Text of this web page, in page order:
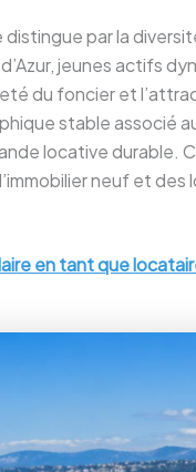
par la
jeunes actifs
du foncier et
stable associé
locative durable.
neuf et des
en tant que